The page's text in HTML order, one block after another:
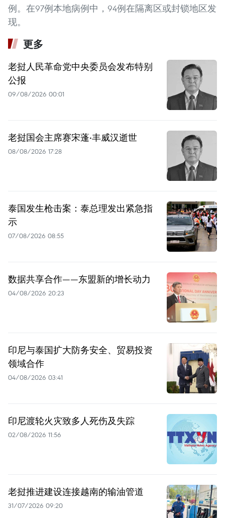
例。在97例本地病例中，94例在隔离区或封锁地区发
现。
更多
老挝人民革命党中央委员会发布特别
公报
09/08/2026 00:01
老挝国会主席赛宋蓬·丰威汉逝世
08/08/2026 17:28
泰国发生枪击案：泰总理发出紧急指
示
07/08/2026 08:55
数据共享合作——东盟新的增长动力
04/08/2026 20:23
印尼与泰国扩大防务安全、贸易投资
领域合作
04/08/2026 03:41
印尼渡轮火灾致多人死伤及失踪
02/08/2026 11:56
老挝推进建设连接越南的输油管道
31/07/2026 09:20